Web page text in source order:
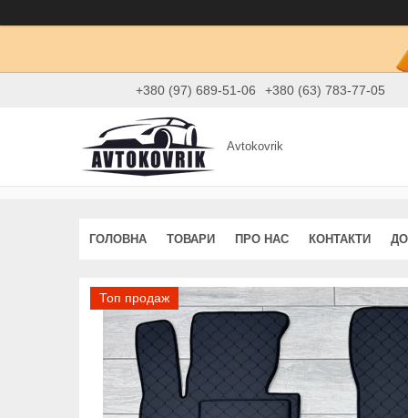
+380 (97) 689-51-06 +380 (63) 783-77-05
Avtokovrik
ГОЛОВНА ТОВАРИ ПРО НАС КОНТАКТИ
Топ продаж